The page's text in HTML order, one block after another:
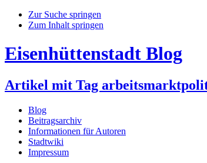
Zur Suche springen
Zum Inhalt springen
Eisenhüttenstadt Blog
Artikel mit Tag
Blog
Beitragsarchiv
Informationen für Autoren
Stadtwiki
Impressum